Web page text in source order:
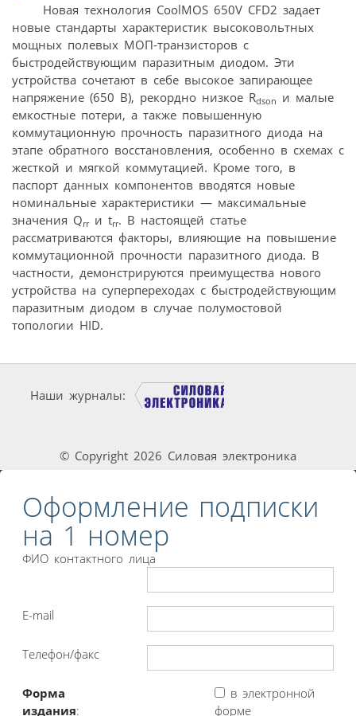
Новая технология CoolMOS 650V CFD2 задает
новые стандарты характеристик высоковольтных
мощных полевых МОП-транзисторов с
быстродействующим паразитным диодом. Эти
устройства сочетают в себе высокое запирающее
напряжение (650 В), рекордно низкое Rdson и малые
емкостные потери, а также повышенную
коммутационную прочность паразитного диода на
этапе обратного восстановления, особенно в схемах с
жесткой и мягкой коммутацией. Кроме того, в
паспорт данных компонентов вводятся новые
номинальные характеристики — максимальные
значения Qrrи trr. В настоящей статье
рассматриваются факторы, влияющие на повышение
коммутационной прочности паразитного диода. В
частности, демонстрируются преимущества нового
устройства на суперпереходах с быстродействующим
паразитным диодом в случае полумостовой
топологии HID.
Наши журналы:
© Copyright 2026 Силовая электроника
Оформление подписки
на 1 номер
ФИО контактного лица
E-mail
Телефон/факс
Форма
издания:
в электронной
форме